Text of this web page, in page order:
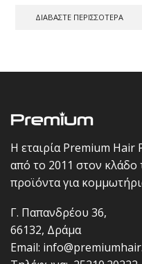
ΔΙΑΒΆΣΤΕ ΠΕΡΙΣΣΌΤΕΡΑ
Η εταιρία Premium Hair
από το 2011 στον κλάδο
προϊόντα για
Γ. Παπανδρέου 36,
66132, Δράμα
Email: